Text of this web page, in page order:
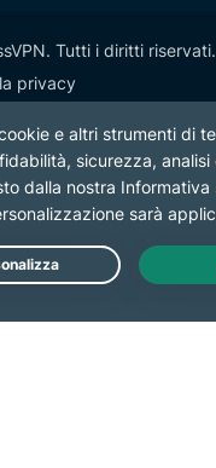
Tutti i diritti riservati.
privacy